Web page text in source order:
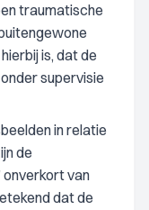
traumatische
is, dat de
supervisie
in relatie
de
onverkort van
dat de